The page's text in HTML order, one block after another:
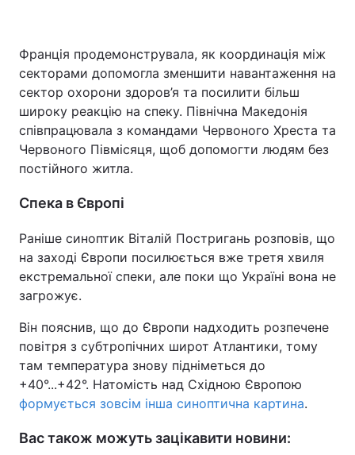
Франція продемонструвала, як координація між
секторами допомогла зменшити навантаження на
сектор охорони здоров’я та посилити більш
широку реакцію на спеку. Північна Македонія
співпрацювала з командами Червоного Хреста та
Червоного Півмісяця, щоб допомогти людям без
постійного житла.
Спека в Європі
Раніше синоптик Віталій Постригань розповів, що
на заході Європи посилюється вже третя хвиля
екстремальної спеки, але поки що Україні вона не
загрожує.
Він пояснив, що до Європи надходить розпечене
повітря з субтропічних широт Атлантики, тому
там температура знову підніметься до
+40°...+42°. Натомість над Східною Європою
формується зовсім інша синоптична картина.
Вас також можуть зацікавити новини: